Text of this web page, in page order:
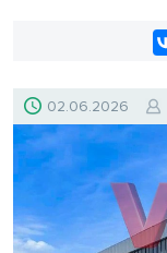
02.06.2026